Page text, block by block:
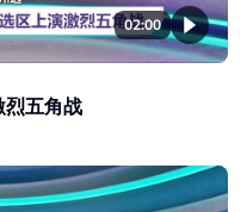
02:00
五角战